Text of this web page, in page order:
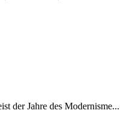
der Jahre des Modernisme...